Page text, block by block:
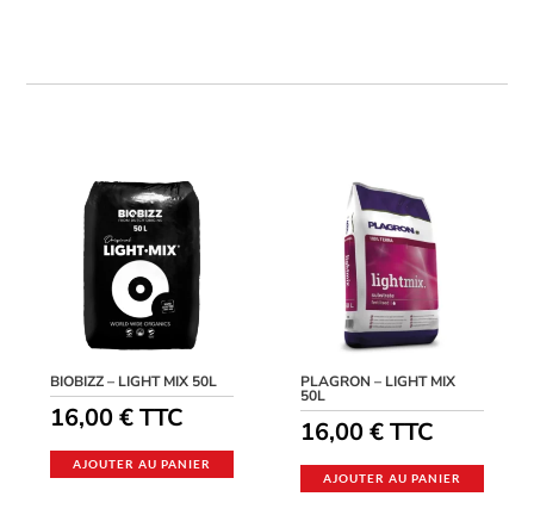
BIOBIZZ – LIGHT MIX 50L
16,00€ TTC
AJOUTER AU PANIER
PLAGRON – LIGHT MIX
50L
16,00€TTC
AJOUTER AU PANIER